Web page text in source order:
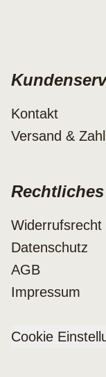
Kontakt
Versand &
Rechtliches
Widerrufsrecht
Datenschutz
AGB
Impressum
Cookie